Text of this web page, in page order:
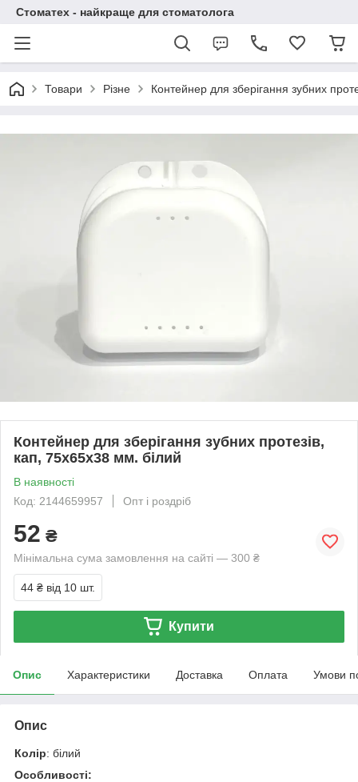
Стоматех - найкраще для стоматолога
Товари Різне Контейнер для зберігання зубних
Контейнер для зберігання зубних протезів,
кап, 75х65х38 мм. білий
В наявності
Код: 2144659957
Опт і роздріб
52 ₴
Мінімальна сума замовлення на сайті — 300 ₴
44 ₴ від 10 шт.
Купити
Опис Характеристики Доставка Оплата Умови
Опис
Колір: білий
Особливості: